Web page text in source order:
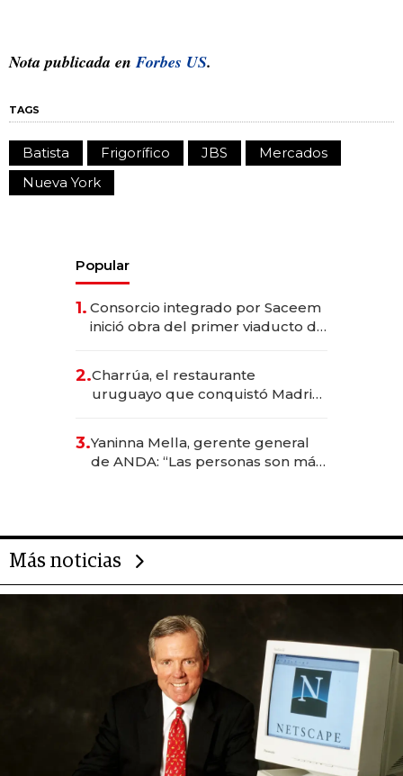
Nota publicada enForbes US.
TAGS
Batista Frigorífico JBS
Mercados
Nueva York
Popular
1. Consorcio integrado por Saceem
inició obra del primer viaducto de
millones
2.Charrúa, el restaurante
uruguayo que conquistó Madrid:
anticipación y prepara apertura
3.Yaninna Mella, gerente general
de ANDA: “Las personas son más
Más noticias